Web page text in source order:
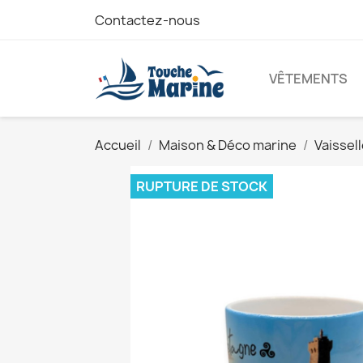
Contactez-nous
VÊTEMENTS
Accueil Maison & Déco marine
RUPTURE DE STOCK